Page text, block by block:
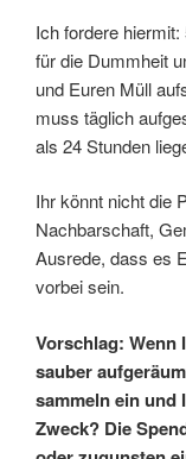
Ich fordere
für die Dummheit
und Euren Müll
muss täglich
als 24 Stunden
Ihr könnt nicht die
Nachbarschaft,
Ausrede, dass es
vorbei sein.
Vorschlag: Wenn
sauber
sammeln ein und
Zweck? Die